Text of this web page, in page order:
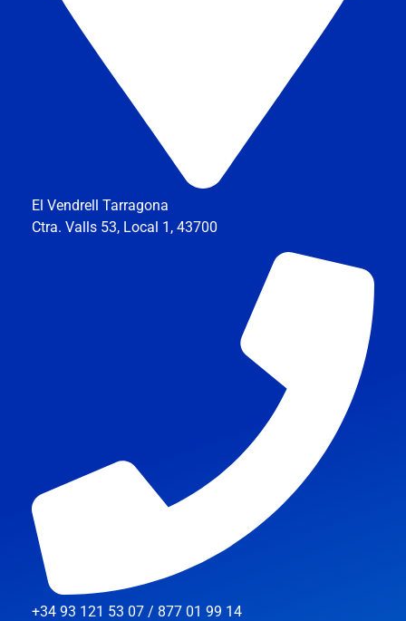
El Vendrell Tarragona
Ctra. Valls 53, Local 1, 43700
+34 93 121 53 07 / 877 01 99 14